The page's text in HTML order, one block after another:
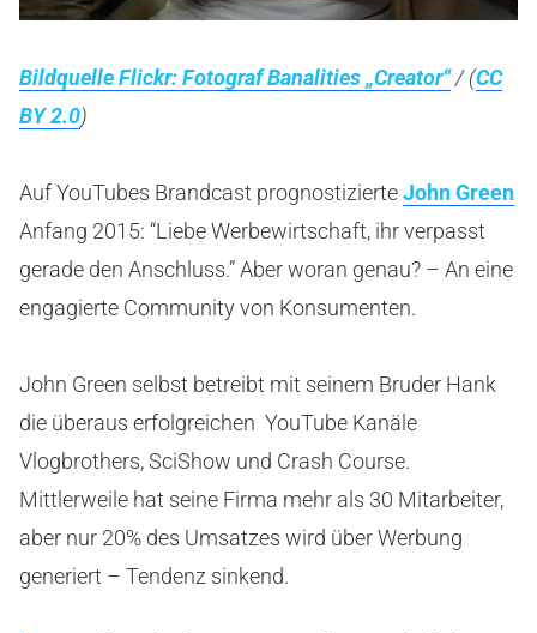
Bildquelle Flickr: Fotograf Banalities „Creator“/ (CC
BY 2.0)
Auf YouTubes Brandcast prognostizierteJohn Green
Anfang 2015: “Liebe Werbewirtschaft, ihr verpasst
gerade den Anschluss.” Aber woran genau? – An eine
engagierte Community von Konsumenten.
John Green selbst betreibt mit seinem Bruder Hank
die überaus erfolgreichen YouTube Kanäle
Vlogbrothers, SciShow und Crash Course.
Mittlerweile hat seine Firma mehr als 30 Mitarbeiter,
aber nur 20% des Umsatzes wird über Werbung
generiert – Tendenz sinkend.